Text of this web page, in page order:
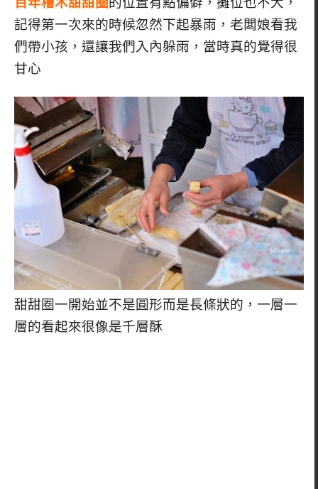
記得第一次來的時候忽然下起暴雨，老闆娘看我
們帶小孩，還讓我們入內躲雨，當時真的覺得很
甘心
甜甜圈一開始並不是圓形而是長條狀的，一層一
層的看起來很像是千層酥